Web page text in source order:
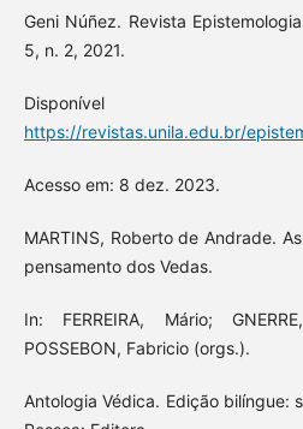
Geni Núñez. Revista
5, n. 2, 2021.
https://revistas.unila.edu.br/
Acesso em: 8 dez. 2023.
MARTINS, Roberto de Andrade.
pensamento dos Vedas.
In: FERREIRA, Mário;
POSSEBON, Fabricio (orgs.).
Antologia Védica. Edição bilíngue: